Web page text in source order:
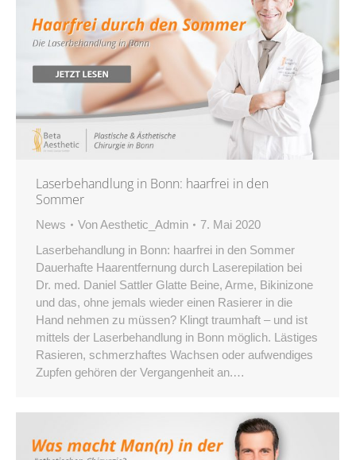
Laserbehandlung in Bonn: haarfrei in den
Sommer
News VonAesthetic_Admin
7. Mai 2020
Laserbehandlung in Bonn: haarfrei in den Sommer
Dauerhafte Haarentfernung durch Laserepilation bei
Dr. med. Daniel Sattler Glatte Beine, Arme, Bikinizone
und das, ohne jemals wieder einen Rasierer in die
Hand nehmen zu müssen? Klingt traumhaft – und ist
mittels der Laserbehandlung in Bonn möglich. Lästiges
Rasieren, schmerzhaftes Wachsen oder aufwendiges
Zupfen gehören der Vergangenheit an.…